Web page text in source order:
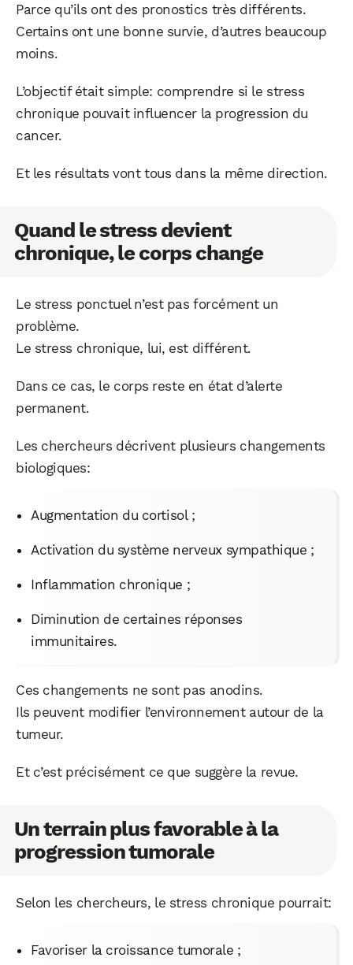
Parce qu’ils ont des pronostics très différents.
Certains ont une bonne survie, d’autres beaucoup
moins.
L’objectif était simple: comprendre si le stress
chronique pouvait influencer la progression du
cancer.
Et les résultats vont tous dans la même direction.
Quand le stress devient
chronique, le corps change
Le stress ponctuel n’est pas forcément un
problème.
Le stress chronique, lui, est différent.
Dans ce cas, le corps reste en état d’alerte
permanent.
Les chercheurs décrivent plusieurs changements
biologiques:
Augmentation du cortisol ;
Activation du système nerveux sympathique ;
Inflammation chronique ;
Diminution de certaines réponses
immunitaires.
Ces changements ne sont pas anodins.
Ils peuvent modifier l’environnement autour de la
tumeur.
Et c’est précisément ce que suggère la revue.
Un terrain plus favorable à la
progression tumorale
Selon les chercheurs, le stress chronique pourrait:
Favoriser la croissance tumorale ;